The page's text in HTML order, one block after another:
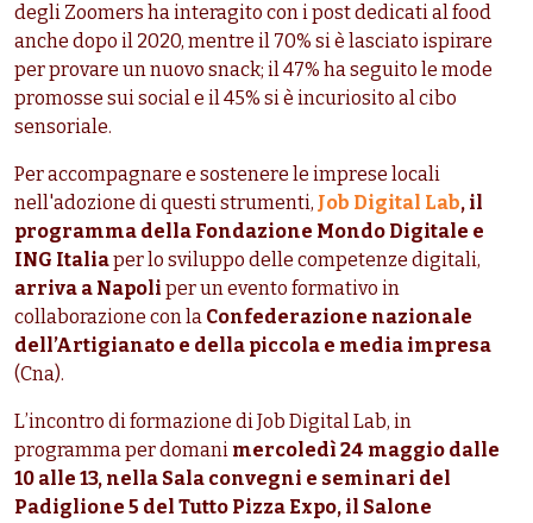
degli Zoomers ha interagito con i post dedicati al food
anche dopo il 2020, mentre il 70% si è lasciato ispirare
per provare un nuovo snack; il 47% ha seguito le mode
promosse sui social e il 45% si è incuriosito al cibo
sensoriale.
Per accompagnare e sostenere le imprese locali
nell'adozione di questi strumenti, Job Digital Lab, il
programma della Fondazione Mondo Digitale e
ING Italiaper lo sviluppo delle competenze digitali,
arriva a Napoli per un evento formativo in
collaborazione con la Confederazione nazionale
dell’Artigianato e della piccola e media impresa
(Cna).
L’incontro di formazione di Job Digital Lab, in
programma per domani mercoledì 24 maggio dalle
10 alle 13, nella Sala convegni e seminari del
Padiglione 5 del Tutto Pizza Expo, il Salone